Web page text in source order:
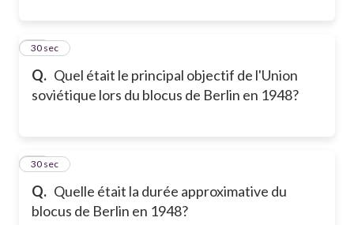
Q. Quel était le principal objectif de l'Union
soviétique lors du blocus de Berlin en 1948?
13
30 sec
Q. Quelle était la durée approximative du
blocus de Berlin en 1948?
14
30 sec